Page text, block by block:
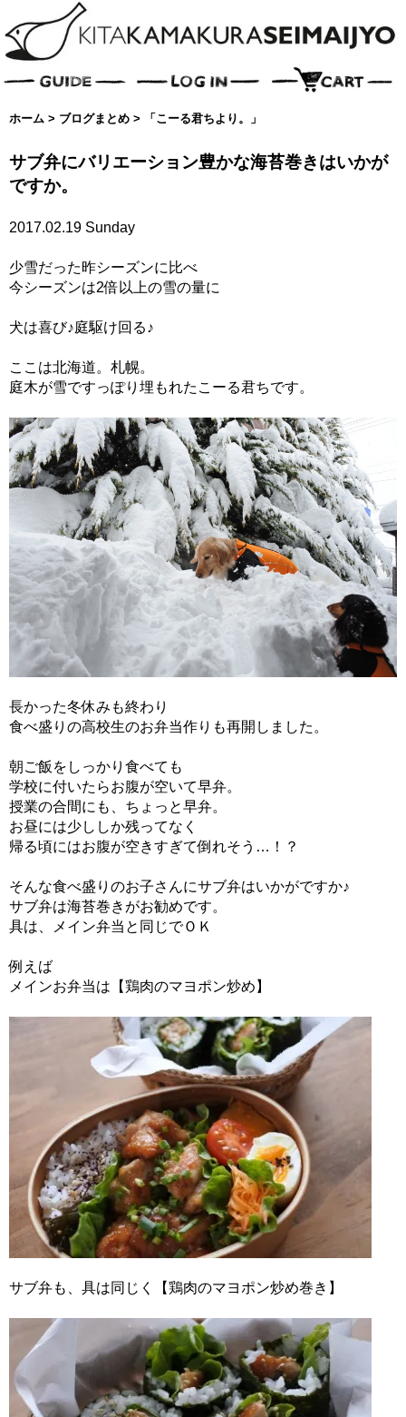
ホーム > ブログまとめ > 「こーる君ちより。」
サブ弁にバリエーション豊かな海苔巻きはいかが
ですか。
2017.02.19 Sunday
少雪だった昨シーズンに比べ
今シーズンは2倍以上の雪の量に
犬は喜び♪庭駆け回る♪
ここは北海道。札幌。
庭木が雪ですっぽり埋もれたこーる君ちです。
長かった冬休みも終わり
食べ盛りの高校生のお弁当作りも再開しました。
朝ご飯をしっかり食べても
学校に付いたらお腹が空いて早弁。
授業の合間にも、ちょっと早弁。
お昼には少ししか残ってなく
帰る頃にはお腹が空きすぎて倒れそう…！？
そんな食べ盛りのお子さんにサブ弁はいかがですか♪
サブ弁は海苔巻きがお勧めです。
具は、メイン弁当と同じでＯＫ
例えば
メインお弁当は【鶏肉のマヨポン炒め】
サブ弁も、具は同じく【鶏肉のマヨポン炒め巻き】